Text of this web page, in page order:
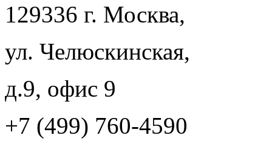
129336 г. Москва,
ул. Челюскинская,
д.9, офис 9
+7 (499) 760-4590